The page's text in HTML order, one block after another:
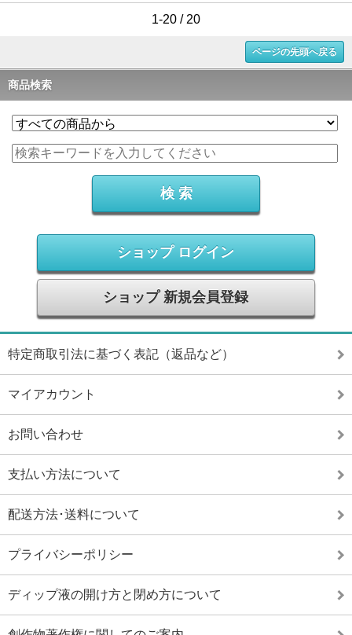
1-20 / 20
ページの先頭へ戻る
商品検索
ショップ ログイン
ショップ 新規会員登録
特定商取引法に基づく表記（返品など）
マイアカウント
お問い合わせ
支払い方法について
配送方法･送料について
プライバシーポリシー
ディップ液の開け方と閉め方について